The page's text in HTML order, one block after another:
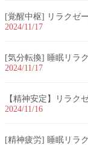
[覚醒中枢] リラクゼ
2024/11/17
[気分転換] 睡眠リラ
2024/11/17
【精神安定】リラク
2024/11/16
[精神疲労] 睡眠リラ